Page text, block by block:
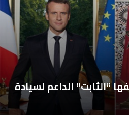
“الثابت” الداعم لسيادة